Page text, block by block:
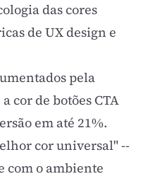
das cores
de UX design e
pela
cor de botões CTA
em até 21%.
cor universal" --
com o ambiente